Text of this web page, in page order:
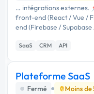
… intégrations externes.
front-end (React / Vue /
end (Firebase /
automatisation (n8n,
(dashboard …
SaaS CRM API
Plateforme SaaS
Fermé
Moins